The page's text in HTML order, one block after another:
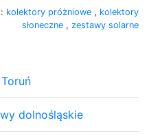
kolektory próżniowe , kolektory
słoneczne , zestawy solarne
dolnośląskie